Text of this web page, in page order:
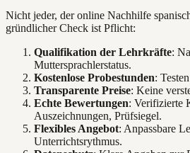
Nicht jeder, der online Nachhilfe
gründlicher Check ist Pflicht:
Qualifikation der Lehrkräfte:
Muttersprachlerstatus.
Kostenlose Probestunden:
Transparente Preise: Keine
Echte Bewertungen: Verifizierte
Auszeichnungen, Prüfsiegel.
Flexibles Angebot: Anpassbare
Unterrichtsrythmus.